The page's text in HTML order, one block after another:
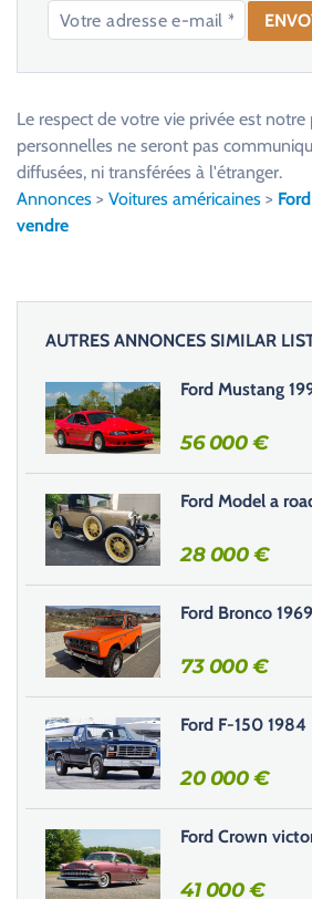
e
s
e
r
c
e
c
h
m
p
v
i
d
e
.
Le respect de votre vie privée est notre
personnelles ne seront pas
diffusées, ni transférées à l'étranger.
Annonces > Voitures américaines >
vendre
AUTRES ANNONCES SIMILAR
Ford Mustang
56 000€
Ford Model a
28 000€
Ford Bronco 1969
73 000€
Ford F-150 1984
20 000€
Ford Crown
41 000€